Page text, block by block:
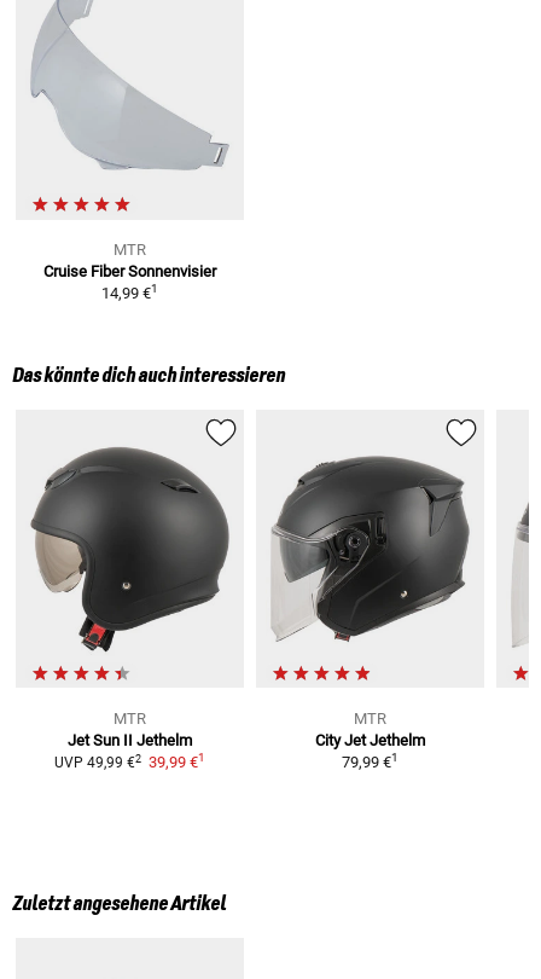
MTR
Cruise Fiber Sonnenvisier
14,99 €1
Das könnte dich auch interessieren
MTR
Jet Sun II Jethelm
UVP 49,99 €2 39,99 €1
MTR
City Jet Jethelm
79,99 €1
Zuletzt angesehene Artikel